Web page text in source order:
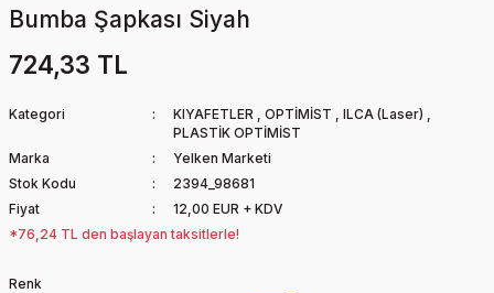
Bumba Şapkası Siyah
724,33 TL
Kategori KIYAFETLER , OPTİMİST , ILCA (Laser) ,
PLASTİK OPTİMİST
Marka
Yelken Marketi
Stok Kodu
2394_98681
Fiyat
12,00 EUR + KDV
*76,24 TL den başlayan taksitlerle!
Renk